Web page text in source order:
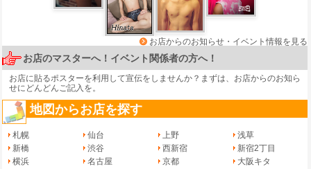
お店からのお知らせ・イベント情報を見る
お店のマスターへ！イベント関係者の方へ！
お店に貼るポスターを利用して宣伝をしませんか？まずは、 お店からのお知ら
せにどんどんご記入を。
地図からお店を探す
札幌 仙台 上野
浅草
新橋
渋谷 西新宿
新宿2丁目
横浜
名古屋 京都
大阪キタ